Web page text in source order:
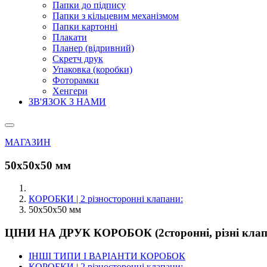
Папки до підпису
Папки з кільцевим механізмом
Папки картонні
Плакати
Планер (відривний)
Скретч друк
Упаковка (коробки)
Фоторамки
Хенгери
ЗВ'ЯЗОК З НАМИ
МАГАЗИН
50х50х50 мм
КОРОБКИ | 2 різносторонні клапани:
50х50х50 мм
ЦІНИ НА ДРУК КОРОБОК (2сторонні, різні
ІНШІ ТИПИ І ВАРІАНТИ КОРОБОК